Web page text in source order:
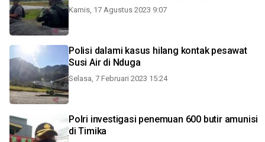
Kamis, 17 Agustus 2023 9:07
Polisi dalami kasus hilang kontak pesawat
Susi Air di Nduga
Selasa, 7 Februari 2023 15:24
Polri investigasi penemuan 600 butir amunisi
di Timika